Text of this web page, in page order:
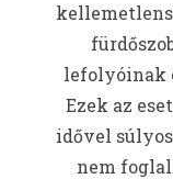
lefolyóinak
Ezek az
idővel
nem